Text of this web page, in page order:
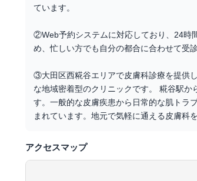
ています。
②Web予約システムに対応しており、24時
め、忙しい方でも自分の都合に合わせて受診
③大田区西糀谷エリアで皮膚科診療を提供
な地域密着型のクリニックです。 糀谷駅
す。一般的な皮膚疾患から日常的な肌トラ
まれています。地元で気軽に通える皮膚科
アクセスマップ